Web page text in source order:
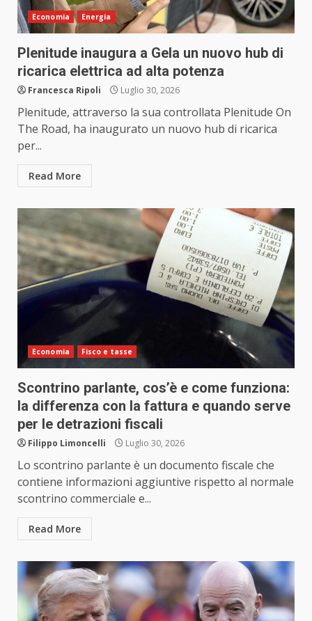
Economia Energia
Plenitude inaugura a Gela un nuovo hub di
ricarica elettrica ad alta potenza
Francesca Ripoli Luglio 30, 2026
Plenitude, attraverso la sua controllata Plenitude On
The Road, ha inaugurato un nuovo hub di ricarica
per...
Read More
Economia Fisco e tasse
Scontrino parlante, cos’è e come funziona:
la differenza con la fattura e quando serve
per le detrazioni fiscali
Filippo Limoncelli Luglio 30, 2026
Lo scontrino parlante è un documento fiscale che
contiene informazioni aggiuntive rispetto al normale
scontrino commerciale e...
Read More